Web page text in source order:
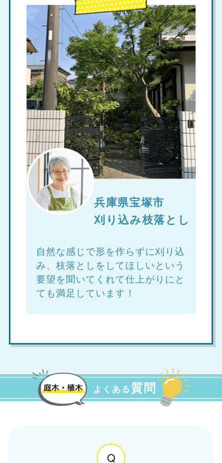
兵庫県宝塚市
刈り込み枝落とし
自然な感じで形を作らずに刈り込
み、枝落としをしてほしいという
要望を聞いてくれて仕上がりにと
ても満足しています！
よくある質問
Q